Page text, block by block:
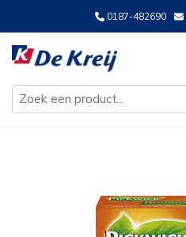
0187-482690